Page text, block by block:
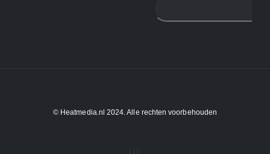
© Heatmedia.nl 2024. Alle rechten voorbehouden